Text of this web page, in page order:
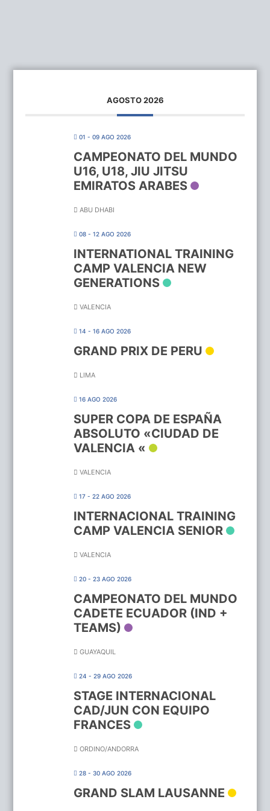
AGOSTO 2026
01 - 09 AGO 2026
CAMPEONATO DEL MUNDO
U16, U18, JIU JITSU
EMIRATOS ARABES
ABU DHABI
08 - 12 AGO 2026
INTERNATIONAL TRAINING
CAMP VALENCIA NEW
GENERATIONS
VALENCIA
14 - 16 AGO 2026
GRAND PRIX DE PERU
LIMA
16 AGO 2026
SUPER COPA DE ESPAÑA
ABSOLUTO «CIUDAD DE
VALENCIA «
VALENCIA
17 - 22 AGO 2026
INTERNACIONAL TRAINING
CAMP VALENCIA SENIOR
VALENCIA
20 - 23 AGO 2026
CAMPEONATO DEL MUNDO
CADETE ECUADOR (IND +
TEAMS)
GUAYAQUIL
24 - 29 AGO 2026
STAGE INTERNACIONAL
CAD/JUN CON EQUIPO
FRANCES
ORDINO/ANDORRA
28 - 30 AGO 2026
GRAND SLAM LAUSANNE